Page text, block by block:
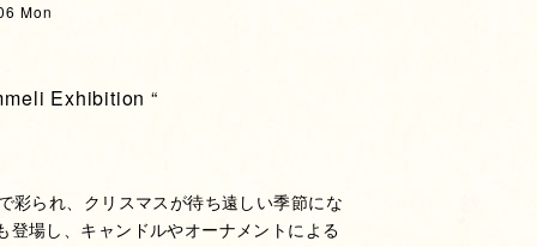
Mon
Exhibition “
彩られ、クリスマスが待ち遠しい季節にな
場し、キャンドルやオーナメントによる